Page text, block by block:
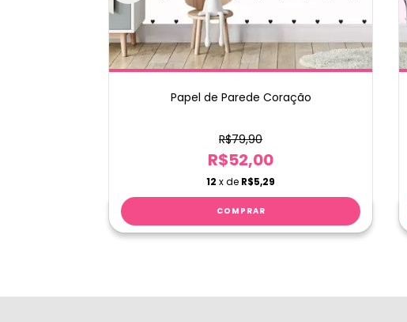
Papel de Parede Coração
R$79,90
R$52,00
12 x de R$5,29